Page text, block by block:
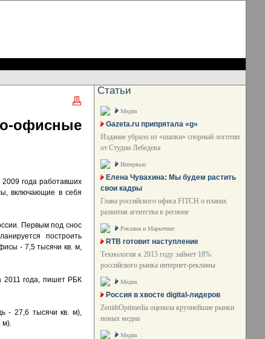
офисные
2009 года работавших
включающие в себя
Первым под снос
построить
- 7,5 тысячи кв. м,
2011 года, пишет РБК
- 27,6 тысячи кв. м),
м).
Статьи
Медиа
Gazeta.ru припрятала «g»
Издание убрало из «шапки» спорный логотип
от Студии Лебедева
Интервью
Елена Чувахина: Мы будем растить
свои кадры
Глава российского офиса FITCH о планах
развития агентства в регионе
Реклама и Маркетинг
RTB готовит наступление
Технология к 2015 году займет 18%
российского рынка интернет-рекламы
Медиа
Россия в хвосте digital-лидеров
ZenithOptimedia оценила крупнейшие рынки
новых медиа
Медиа